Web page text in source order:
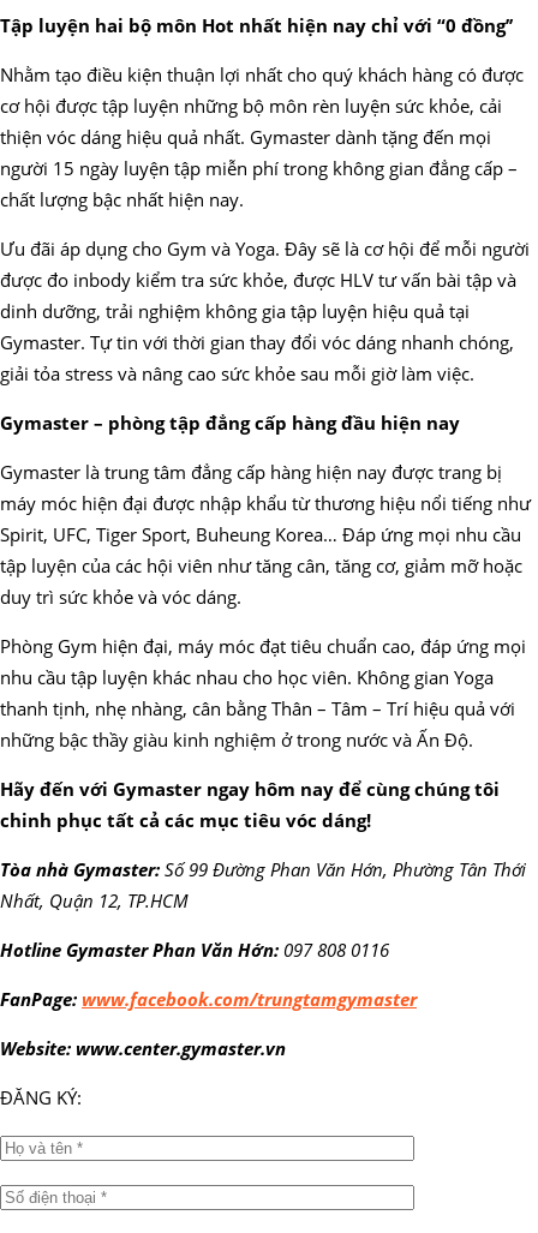
Tập luyện hai bộ môn Hot nhất hiện nay chỉ với “0 đồng’’
Nhằm tạo điều kiện thuận lợi nhất cho quý khách hàng có được
cơ hội được tập luyện những bộ môn rèn luyện sức khỏe, cải
thiện vóc dáng hiệu quả nhất. Gymaster dành tặng đến mọi
người 15 ngày luyện tập miễn phí trong không gian đẳng cấp –
chất lượng bậc nhất hiện nay.
Ưu đãi áp dụng cho Gym và Yoga. Đây sẽ là cơ hội để mỗi người
được đo inbody kiểm tra sức khỏe, được HLV tư vấn bài tập và
dinh dưỡng, trải nghiệm không gia tập luyện hiệu quả tại
Gymaster. Tự tin với thời gian thay đổi vóc dáng nhanh chóng,
giải tỏa stress và nâng cao sức khỏe sau mỗi giờ làm việc.
Gymaster – phòng tập đẳng cấp hàng đầu hiện nay
Gymaster là trung tâm đẳng cấp hàng hiện nay được trang bị
máy móc hiện đại được nhập khẩu từ thương hiệu nổi tiếng như
Spirit, UFC, Tiger Sport, Buheung Korea… Đáp ứng mọi nhu cầu
tập luyện của các hội viên như tăng cân, tăng cơ, giảm mỡ hoặc
duy trì sức khỏe và vóc dáng.
Phòng Gym hiện đại, máy móc đạt tiêu chuẩn cao, đáp ứng mọi
nhu cầu tập luyện khác nhau cho học viên. Không gian Yoga
thanh tịnh, nhẹ nhàng, cân bằng Thân – Tâm – Trí hiệu quả với
những bậc thầy giàu kinh nghiệm ở trong nước và Ấn Độ.
Hãy đến với Gymaster ngay hôm nay để cùng chúng tôi
chinh phục tất cả các mục tiêu vóc dáng!
Tòa nhà Gymaster: Số 99 Đường Phan Văn Hớn, Phường Tân Thới
Nhất, Quận 12, TP.HCM
Hotline Gymaster Phan Văn Hớn: 097 808 0116
FanPage: www.facebook.com/trungtamgymaster
Website: www.center.gymaster.vn
ĐĂNG KÝ: